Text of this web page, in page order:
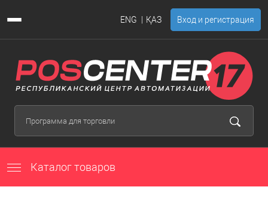
ENG ҚАЗ Вход и регистрация
Каталог товаров